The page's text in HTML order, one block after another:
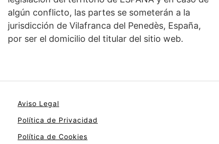
algún conflicto, las partes se someterán a la
jurisdicción de Vilafranca del Penedès, España,
por ser el domicilio del titular del sitio web.
Aviso Legal
Política de Privacidad
Política de Cookies